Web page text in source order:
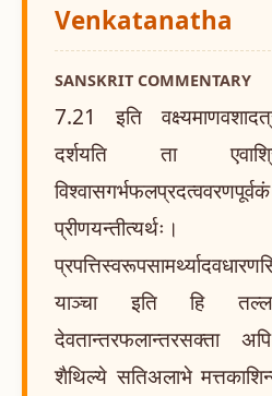
Venkatanatha
SANSKRIT COMMENTARY
7.21 इति
दर्शयति ता
प्रीणयन्तीत्यर्थः।
याञ्चा इति हि
देवतान्तरफलान्तरसक्ता
शैथिल्ये सतिअलाभे